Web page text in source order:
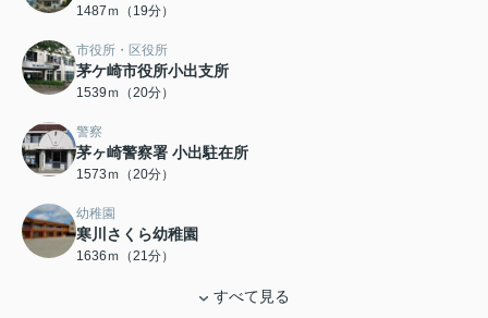
1487ｍ（19分）
市役所・区役所
茅ケ崎市役所小出支所
1539ｍ（20分）
警察
茅ヶ崎警察署 小出駐在所
1573ｍ（20分）
幼稚園
寒川さくら幼稚園
1636ｍ（21分）
すべて見る